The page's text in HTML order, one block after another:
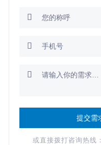



或直接拨打咨询热线：